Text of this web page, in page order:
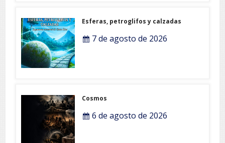
Esferas, petroglifos y calzadas
7 de agosto de 2026
Cosmos
6 de agosto de 2026